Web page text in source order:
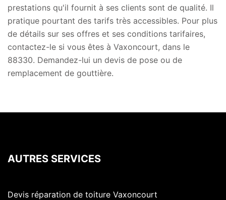
prestations qu'il fournit à ses clients sont de qualité. Il
pratique pourtant des tarifs très accessibles. Pour plus
de détails sur ses offres et ses conditions tarifaires,
contactez-le si vous êtes à Vaxoncourt, dans le
88330. Demandez-lui un devis de pose ou de
remplacement de gouttière.
AUTRES SERVICES
Devis réparation de toiture Vaxoncourt